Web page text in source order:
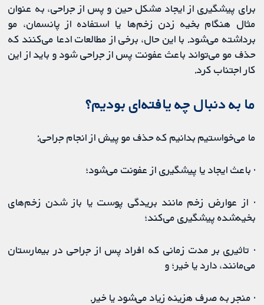
برای پیشگیری از ایجاد مشکل حین و پس از جراحی، به عنوان
مثال هنگام بخیه زدن زخم‌ها یا استفاده از پانسمان، مو
برداشته می‌شود. با این حال، برخی از مطالعات ادعا می‌کنند که
حذف مو می‌تواند باعث عفونت پس از جراحی شود و باید از این
کار اجتناب کرد.
ما به دنبال چه یافته‌ای بودیم؟
ما می‌خواستیم بدانیم که حذف مو پیش از انجام جراحی:
· باعث ایجاد یا پیشگیری از عفونت می‌شود؛
· از عوارض زخم مانند بریدگی پوست یا باز شدن زخم‌های
بخیه‌شده پیشگیری می‌کند؛
· تاثیری بر مدت زمانی که افراد پس از جراحی در بیمارستان
می‌مانند، دارد یا خیر؛ و
· منجر به صرف هزینه زیاد می‌شود یا خیر.